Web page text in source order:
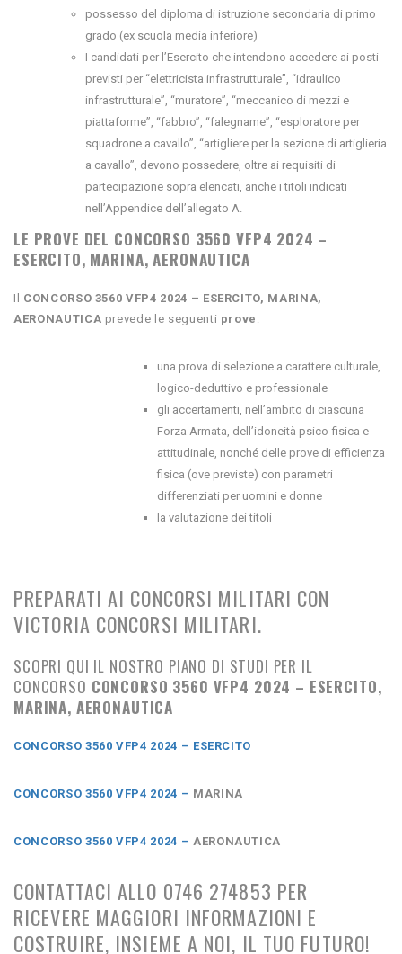
possesso del diploma di istruzione secondaria di primo
grado (ex scuola media inferiore)
I candidati per l’Esercito che intendono accedere ai posti
previsti per “elettricista infrastrutturale”, “idraulico
infrastrutturale”, “muratore”, “meccanico di mezzi e
piattaforme”, “fabbro”, “falegname”, “esploratore per
squadrone a cavallo”, “artigliere per la sezione di artiglieria
a cavallo”, devono possedere, oltre ai requisiti di
partecipazione sopra elencati, anche i titoli indicati
nell’Appendice dell’allegato A.
LE PROVE DEL CONCORSO 3560 VFP4 2024 –
ESERCITO, MARINA, AERONAUTICA
Il CONCORSO 3560 VFP4 2024 – ESERCITO, MARINA,
AERONAUTICA prevede le seguenti prove :
una prova di selezione a carattere culturale,
logico-deduttivo e professionale
gli accertamenti, nell’ambito di ciascuna
Forza Armata, dell’idoneità psico-fisica e
attitudinale, nonché delle prove di efficienza
fisica (ove previste) con parametri
differenziati per uomini e donne
la valutazione dei titoli
PREPARATI AI CONCORSI MILITARI CON
VICTORIA CONCORSI MILITARI.
SCOPRI QUI IL NOSTRO PIANO DI STUDI PER IL
CONCORSO CONCORSO 3560 VFP4 2024 – ESERCITO,
MARINA, AERONAUTICA
CONCORSO 3560 VFP4 2024 – ESERCITO
CONCORSO 3560 VFP4 2024 – MARINA
CONCORSO 3560 VFP4 2024 – AERONAUTICA
CONTATTACI ALLO 0746 274853 PER
RICEVERE MAGGIORI INFORMAZIONI E
COSTRUIRE, INSIEME A NOI, IL TUO FUTURO!